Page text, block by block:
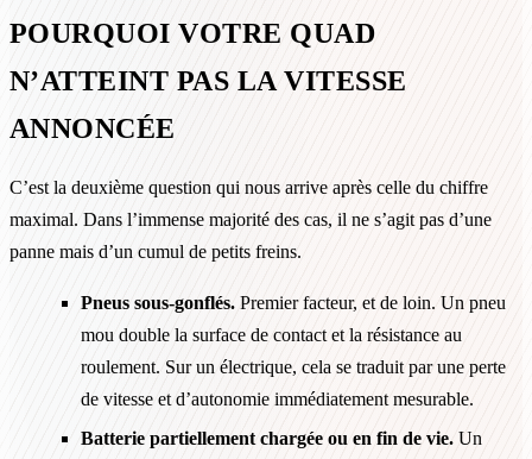
POURQUOI VOTRE QUAD
N’ATTEINT PAS LA VITESSE
ANNONCÉE
C’est la deuxième question qui nous arrive après celle du chiffre
maximal. Dans l’immense majorité des cas, il ne s’agit pas d’une
panne mais d’un cumul de petits freins.
Pneus sous-gonflés. Premier facteur, et de loin. Un pneu
mou double la surface de contact et la résistance au
roulement. Sur un électrique, cela se traduit par une perte
de vitesse et d’autonomie immédiatement mesurable.
Batterie partiellement chargée ou en fin de vie. Un